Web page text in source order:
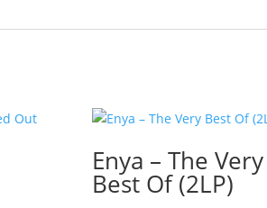
Enya – The Very
Best Of (2LP)